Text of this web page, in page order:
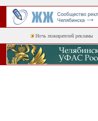
Ночь пожирателей рекламы